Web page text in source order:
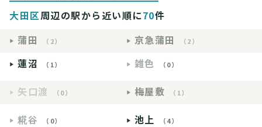
大田区周辺の駅から近い順に70件
蒲田
（2） 京急蒲田 （2）
蓮沼 （1） 雑色 （0）
矢口渡 （0） 梅屋敷 （1）
糀谷 （0） 池上 （4）